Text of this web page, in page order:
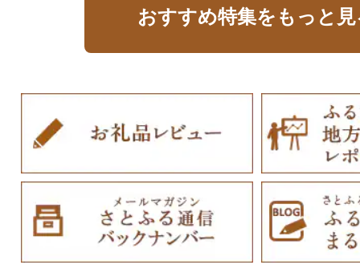
おすすめ特集をもっと